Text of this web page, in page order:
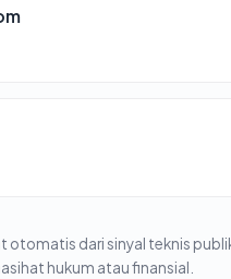
otomatis dari sinyal teknis
hukum atau finansial.